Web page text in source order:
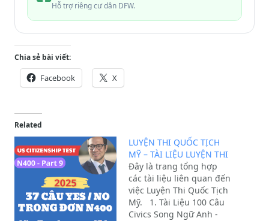
Hỗ trợ riêng cư dân DFW.
Chia sẻ bài viết:
Facebook X
Related
LUYỆN THI QUỐC TỊCH
MỸ – TÀI LIỆU LUYỆN THI
Đây là trang tổng hợp
các tài liệu liên quan đến
việc Luyện Thi Quốc Tịch
Mỹ. 1. Tài Liệu 100 Câu
Civics Song Ngữ Anh -